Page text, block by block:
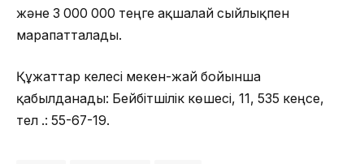
және 3 000 000 теңге ақшалай сыйлықпен
марапатталады.
Құжаттар келесі мекен-жай бойынша
қабылданады: Бейбітшілік көшесі, 11, 535 кеңсе,
тел .: 55-67-19.